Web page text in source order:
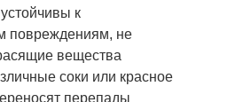
к
повреждениям, не
вещества
соки или красное
перепады